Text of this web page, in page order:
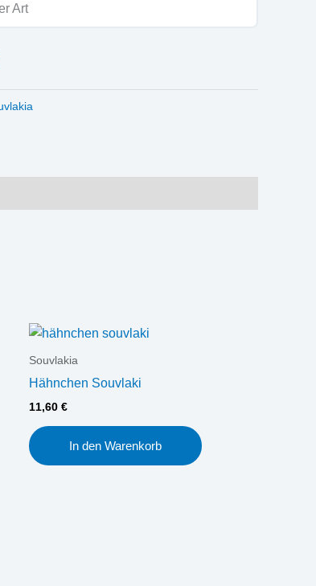
Art
Souvlakia
Hähnchen Souvlaki
11,60 €
In den Warenkorb